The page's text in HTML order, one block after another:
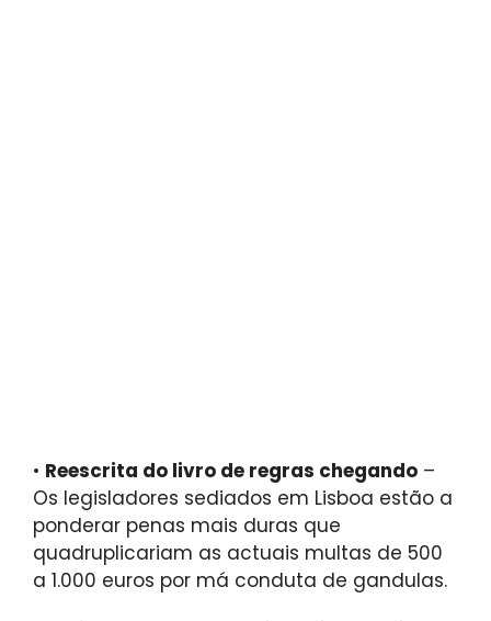
• Reescrita do livro de regras chegando –
Os legisladores sediados em Lisboa estão a
ponderar penas mais duras que
quadruplicariam as actuais multas de 500
a 1.000 euros por má conduta de gandulas.